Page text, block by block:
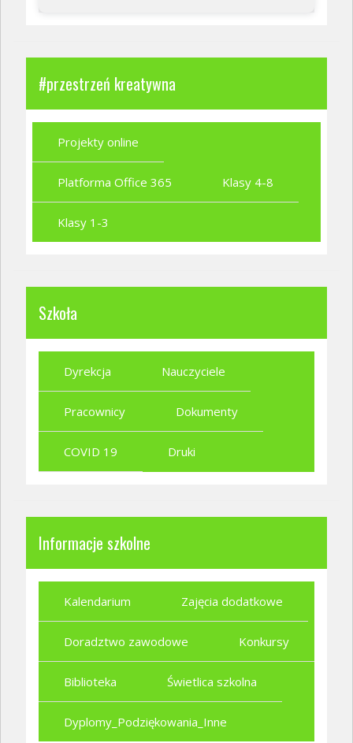
#przestrzeń kreatywna
Projekty online
Platforma Office 365 Klasy 4-8
Klasy 1-3
Szkoła
Dyrekcja Nauczyciele
Pracownicy Dokumenty
COVID 19 Druki
Informacje szkolne
Kalendarium Zajęcia dodatkowe
Doradztwo zawodowe Konkursy
Biblioteka Świetlica szkolna
Dyplomy_Podziękowania_Inne